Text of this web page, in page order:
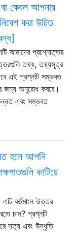
কেবল আপনার
করা উচিত
আমাদের প্রশ্নোত্তর
তথ্য, তথ্যসূত্র
এই প্রশ্নটি সম্ভবত
জন্য অনুরোধ করবে।
এবং সম্ভবত
হলে আপনি
কাটিয়ে
বর্তমানে উত্তর
চান? প্রশ্নটি
সত্য এবং উদ্ধৃতি